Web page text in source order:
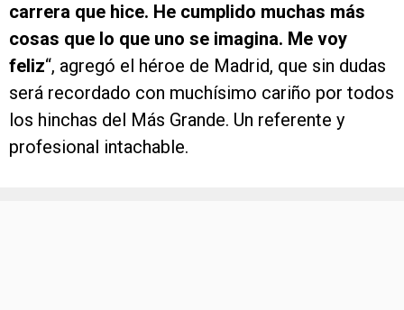
carrera que hice. He cumplido muchas más
cosas que lo que uno se imagina. Me voy
feliz“, agregó el héroe de Madrid, que sin dudas
será recordado con muchísimo cariño por todos
los hinchas del Más Grande. Un referente y
profesional intachable.